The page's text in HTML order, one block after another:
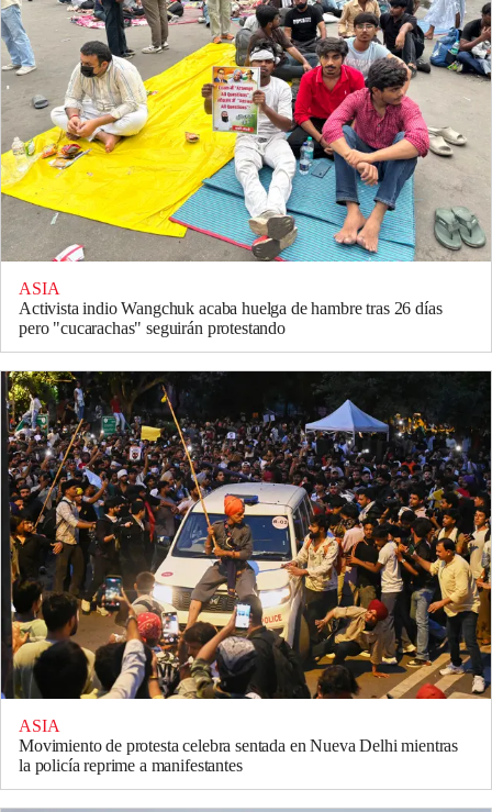
ASIA
Activista indio Wangchuk acaba huelga de hambre tras 26 días
pero "cucarachas" seguirán protestando
ASIA
Movimiento de protesta celebra sentada en Nueva Delhi mientras
la policía reprime a manifestantes